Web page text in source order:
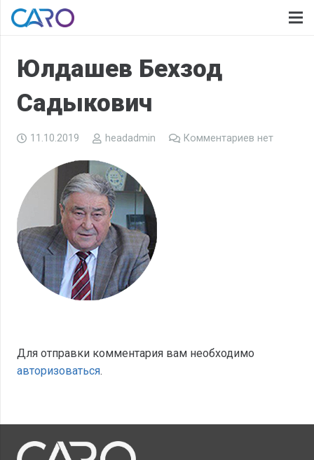
Юлдашев Бехзод
Садыкович
11.10.2019 headadmin Комментариев нет
Для отправки комментария вам необходимо
авторизоваться.